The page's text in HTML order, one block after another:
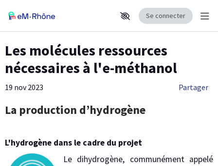
Aller au contenu principal
Paramètres d'accessibilité
Se connecter
Les molécules ressources
nécessaires à l'e-méthanol
19 nov 2023 Partager
La production d’hydrogène
L'hydrogène dans le cadre du projet
Le dihydrogène, communément appelé